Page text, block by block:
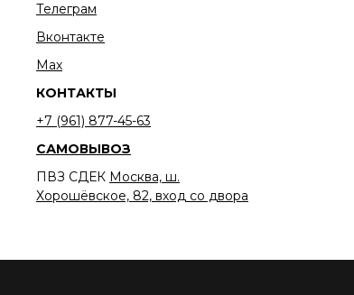
Телеграм
Вконтакте
Мах
КОНТАКТЫ
+7 (961) 877-45-63
САМОВЫВОЗ
ПВЗ СДЕК Москва, ш.
Хорошёвское, 82, вход со двора